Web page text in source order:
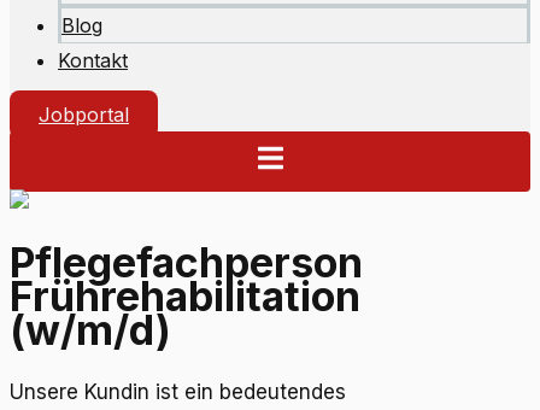
Blog
Kontakt
Jobportal
Pflegefachperson
Frührehabilitation
(w/m/d)
Unsere Kundin ist ein bedeutendes